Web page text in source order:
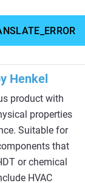
Henkel
product with
properties
Suitable for
that
or chemical
HVAC